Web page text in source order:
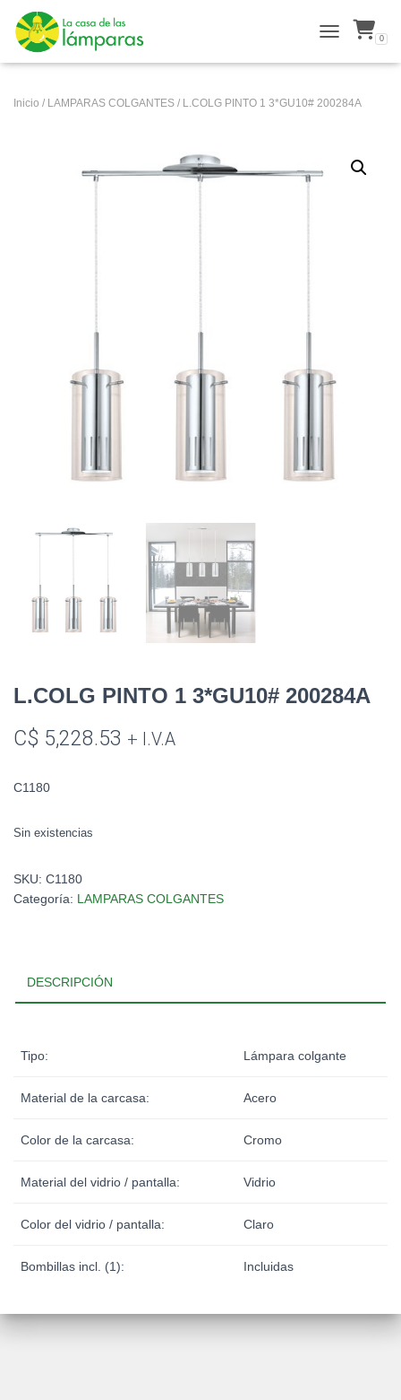
ALTERNAR
0
Inicio / LAMPARAS COLGANTES / L.COLG PINTO 1 3*GU10# 200284A
L.COLG PINTO 1 3*GU10# 200284A
C$ 5,228.53 + I.V.A
C1180
Sin existencias
SKU: C1180
Categoría: LAMPARAS COLGANTES
DESCRIPCIÓN
Tipo: Lámpara colgante
Material de la carcasa: Acero
Color de la carcasa: Cromo
Material del vidrio / pantalla: Vidrio
Color del vidrio / pantalla: Claro
Bombillas incl. (1): Incluidas